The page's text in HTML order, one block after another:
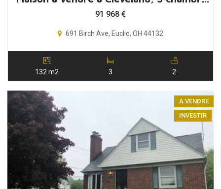
91 968 €
691 Birch Ave, Euclid, OH 44132
132 m2 3 2
A VENDRE
INVESTIR